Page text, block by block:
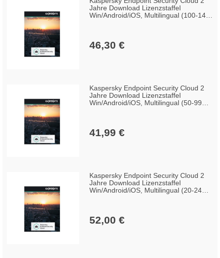
Jahre Download Lizenzstaffel
Win/Android/iOS, Multilingual (100-149
46,30 €
Kaspersky Endpoint Security Cloud 2
Jahre Download Lizenzstaffel
Win/Android/iOS, Multilingual (50-99
41,99 €
Kaspersky Endpoint Security Cloud 2
Jahre Download Lizenzstaffel
Win/Android/iOS, Multilingual (20-24
52,00 €